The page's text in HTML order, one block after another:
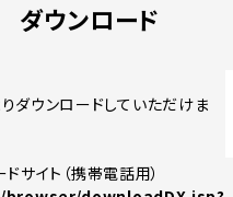
ダウンロード
ダウンロードしていただけま
サイト（携帯電話用）